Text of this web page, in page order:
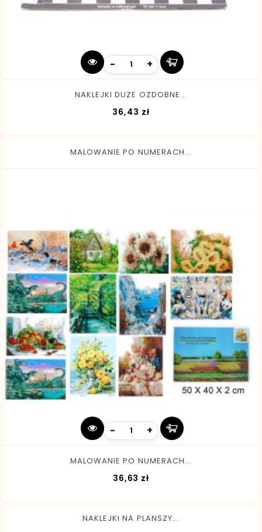
- +
NAKLEJKI DUZE OZDOBNE...
36,43 złCena
MALOWANIE PO NUMERACH...
- +
MALOWANIE PO NUMERACH...
36,63 zł
NAKLEJKI NA PLANSZY...